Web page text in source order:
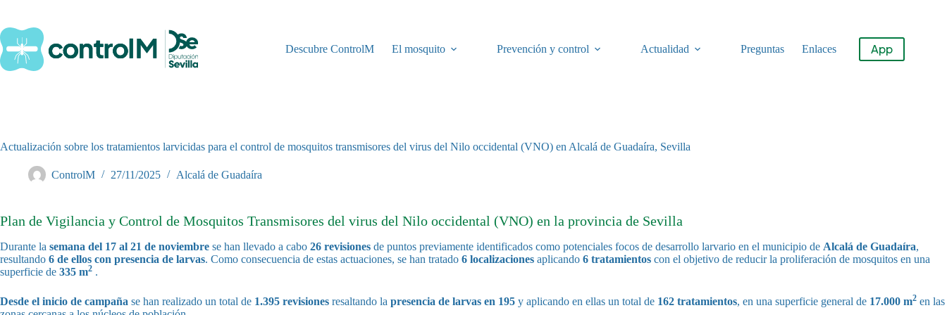
contenido
Descubre ControlM
El mosquito Prevención y control Actualidad Preguntas Enlaces App
Actualización sobre los tratamientos larvicidas para el control de mosquitos transmisores del virus del Nilo occidental (VNO) en Alcalá de Guadaíra, Sevilla
ControlM 27/11/2025 Alcalá de Guadaíra
Plan de Vigilancia y Control de Mosquitos Transmisores del virus del Nilo occidental (VNO) en la provincia de Sevilla
Durante la semana del 17 al 21 de noviembre se han llevado a cabo 26 revisiones de puntos previamente identificados como potenciales focos de desarrollo larvario en el municipio de Alcalá de Guadaíra,
resultando 6 de ellos con presencia de larvas. Como consecuencia de estas actuaciones, se han tratado 6 localizaciones aplicando 6 tratamientos con el objetivo de reducir la proliferación de mosquitos en una
superficie de 335 m2 .
Desde el inicio de campaña se han realizado un total de 1.395 revisiones resaltando la presencia de larvas en 195 y aplicando en ellas un total de 162 tratamientos, en una superficie general de 17.000 m2 en las